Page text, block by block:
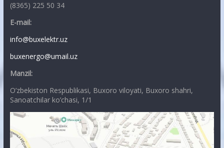
(8365) 225 50 34
E-mail:
info@buxelektr.uz
buxenergo@umail.uz
Manzil:
O’zbekiston Respublikasi, Buxoro viloyati, Buxoro shahri,
Sanoatchilar ko’chasi, 1/1